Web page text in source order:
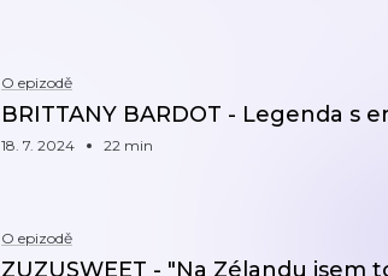
O epizodě
BRITTANY BARDOT - Legenda s
18. 7. 2024 22 min
O epizodě
ZUZUSWEET - "Na Zélandu jsem